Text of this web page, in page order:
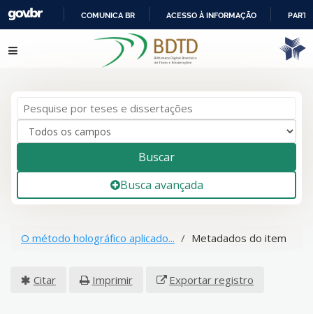
IR
PARA
COMUNICA BR ACESSO À INFORMAÇÃO
Pular para o conteúdo
Buscar
Busca avançada
O método holográfico aplicado... Metadados do item
Citar Imprimir Exportar registro